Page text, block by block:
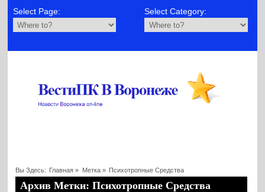
Select Page: Select Category:
Вы Здесь: Главная » Метка » Психотропные Средства
Архив Метки: Психотропные Средства